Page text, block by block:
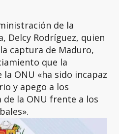
de la
Delcy Rodríguez, quien
captura de Maduro,
que la
la ONU «ha sido incapaz
y apego a los
la ONU frente a los